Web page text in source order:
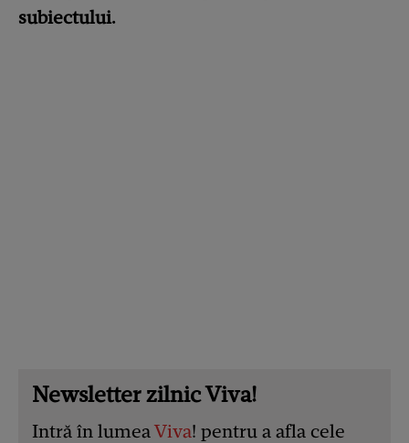
subiectului.
Newsletter zilnic Viva!
Intră în lumeaViva! pentru a afla cele